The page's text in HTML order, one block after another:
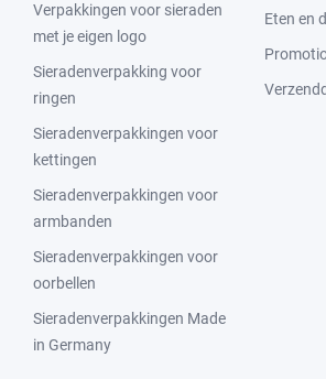
Verpakkingen voor sieraden
met je eigen logo
Sieradenverpakking voor
ringen
Sieradenverpakkingen voor
kettingen
Sieradenverpakkingen voor
armbanden
Sieradenverpakkingen voor
oorbellen
Sieradenverpakkingen Made
in Germany
Eten en